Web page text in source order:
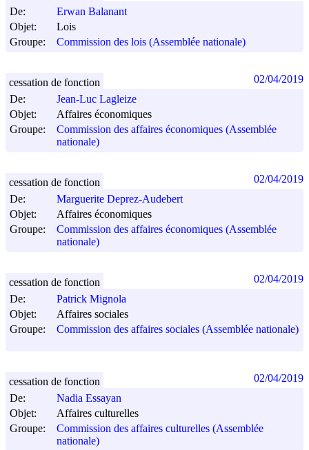
De:
Erwan Balanant
Objet:
Lois
Groupe:
Commission des lois (Assemblée nationale)
De:
Jean-Luc Lagleize
Objet:
Affaires économiques
Groupe:
Commission des affaires économiques (Assemblée
nationale)
cessation de fonction 02/04/2019
De:
Marguerite Deprez-Audebert
Objet:
Affaires économiques
Groupe:
Commission des affaires économiques (Assemblée
nationale)
cessation de fonction 02/04/2019
De:
Patrick Mignola
Objet:
Affaires sociales
Groupe:
Commission des affaires sociales (Assemblée nationale)
cessation de fonction 02/04/2019
De:
Nadia Essayan
Objet:
Affaires culturelles
Groupe:
Commission des affaires culturelles (Assemblée
nationale)
cessation de fonction 02/04/2019